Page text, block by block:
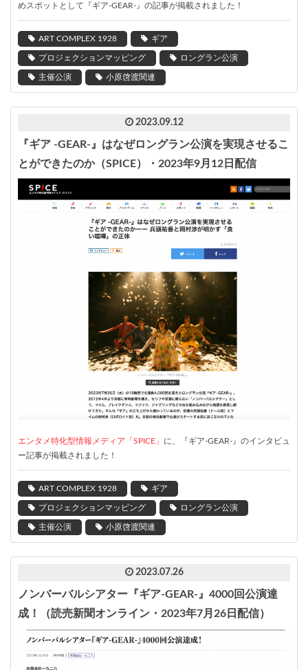
めスポットとして『ギア-GEAR-』の記事が掲載されました！
ART COMPLEX 1928 ギア
プロジェクションマッピング ロングラン公演
主催公演 小原啓渡関連
2023.09.12
『ギア -GEAR-』はなぜロングラン公演を実現させるこ
とができたのか（SPICE）・2023年9月12日配信
エンタメ特化型情報メディア「SPICE」 に、『ギア-GEAR-』のインタビュ
ー記事が掲載されました！
ART COMPLEX 1928 ギア
プロジェクションマッピング ロングラン公演
主催公演 小原啓渡関連
2023.07.26
ノンバーバルシアター『ギア-GEAR-』4000回公演達
成！（読売新聞オンライン・2023年7月26日配信）